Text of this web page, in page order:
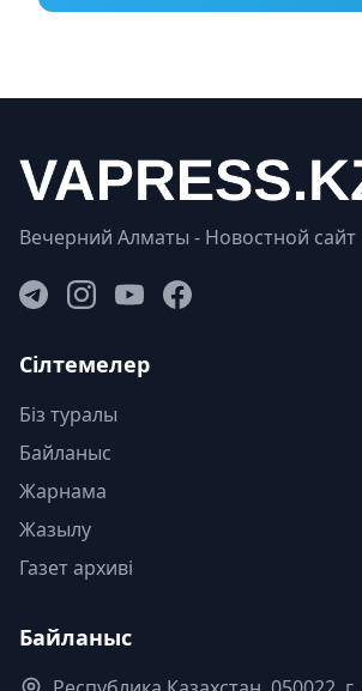
Вечерний Алматы - Новостной сайт
Сілтемелер
Біз туралы
Байланыс
Жарнама
Жазылу
Газет архиві
Байланыс